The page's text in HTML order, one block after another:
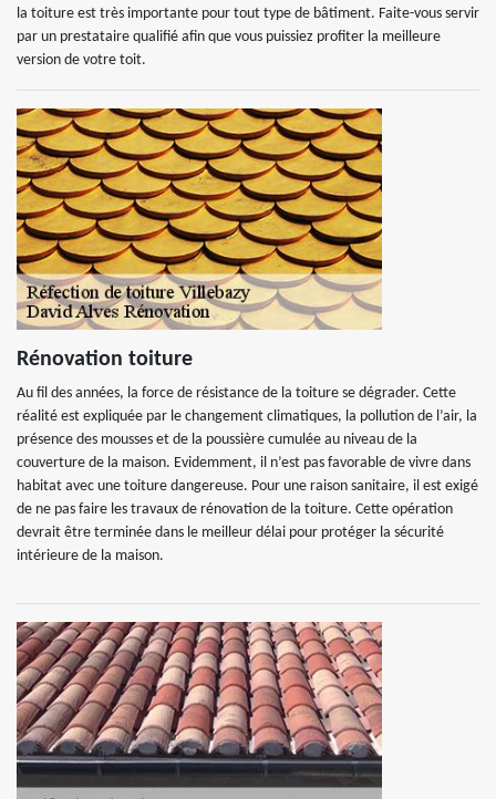
la toiture est très importante pour tout type de bâtiment. Faite-vous servir
par un prestataire qualifié afin que vous puissiez profiter la meilleure
version de votre toit.
Rénovation toiture
Au fil des années, la force de résistance de la toiture se dégrader. Cette
réalité est expliquée par le changement climatiques, la pollution de l’air, la
présence des mousses et de la poussière cumulée au niveau de la
couverture de la maison. Evidemment, il n’est pas favorable de vivre dans
habitat avec une toiture dangereuse. Pour une raison sanitaire, il est exigé
de ne pas faire les travaux de rénovation de la toiture. Cette opération
devrait être terminée dans le meilleur délai pour protéger la sécurité
intérieure de la maison.